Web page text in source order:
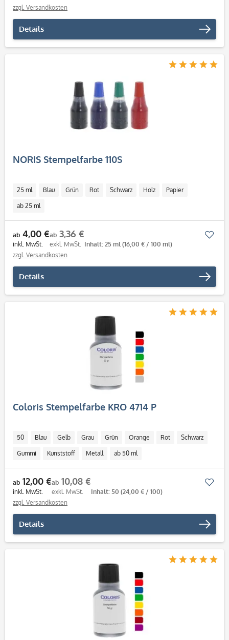
zzgl. Versandkosten
Details
NORIS Stempelfarbe 110S
25 ml Blau Grün Rot Schwarz Holz Papier
ab 25 ml
ab 4,00 €
inkl. MwSt.
ab 3,36 €
exkl. MwSt. Inhalt: 25 ml (16,00 € / 100 ml)
zzgl. Versandkosten
Details
Coloris Stempelfarbe KRO 4714 P
50 Blau Gelb Grau Grün Orange Rot Schwarz
Gummi Kunststoff Metall ab 50 ml
ab 12,00 €
inkl. MwSt.
ab 10,08 €
exkl. MwSt. Inhalt: 50 (24,00 € / 100)
zzgl. Versandkosten
Details